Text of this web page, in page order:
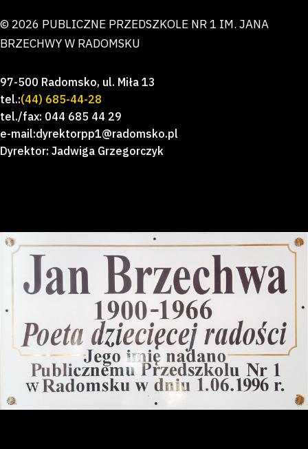
© 2026 PUBLICZNE PRZEDSZKOLE NR 1 IM. JANA
BRZECHWY W RADOMSKU
97-500 Radomsko, ul. Miła 13
tel.:(44) 685-44-28
tel./fax: 044 685 44 29
e-mail:dyrektorpp1@radomsko.pl
Dyrektor: Jadwiga Grzegorczyk